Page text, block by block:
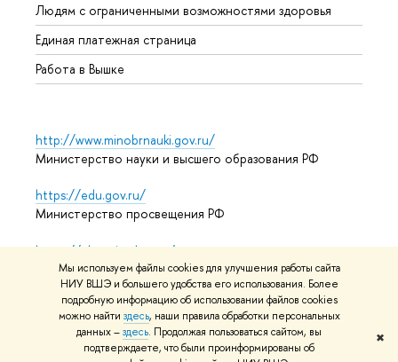
Мы используем файлы cookies для улучшения работы сайта
НИУ ВШЭ и большего удобства его использования. Более
подробную информацию об использовании файлов cookies
можно найти здесь, наши правила обработки персональных
данных –здесь. Продолжая пользоваться сайтом, вы
подтверждаете, что были проинформированы об
✖
Людям с ограниченными возможностями здоровья
Единая платежная страница
Работа в Вышке
http://www.minobrnauki.gov.ru/
Министерство науки и высшего образования РФ
https://edu.gov.ru/
Министерство просвещения РФ
https://elearning.hse.ru/mooc
Массовые открытые онлайн-курсы
© НИУ ВШЭ 1993–2026 Адреса и контактыУсловия
использования материаловПолитика конфиденциальности